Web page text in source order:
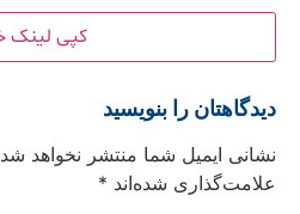
کپی لینک
دیدگاهتان را بنویسید
نشانی ایمیل شما منتشر نخواهد
علامت‌گذاری شده‌اند *